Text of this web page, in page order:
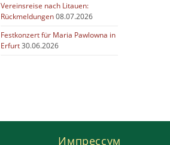
Vereinsreise nach Litauen:
Rückmeldungen08.07.2026
Festkonzert für Maria Pawlowna in
Erfurt30.06.2026
Импрессум